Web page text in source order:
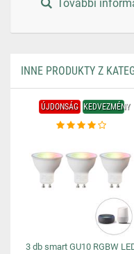
További
INNE PRODUKTY Z
ÚJDONSÁG KEDVEZMÉNY
3 db smart GU10 RGBW